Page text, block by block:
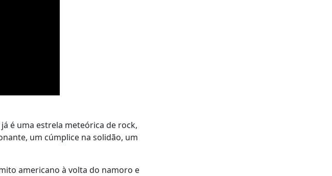
é uma estrela meteórica de rock,
um cúmplice na solidão, um
americano à volta do namoro e